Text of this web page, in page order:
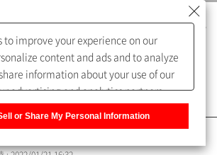
問（FAQ）
to improve your experience on our
content and ads and to analyze
information about your use of our
advertising and analytics partners,
or Share My Personal Information